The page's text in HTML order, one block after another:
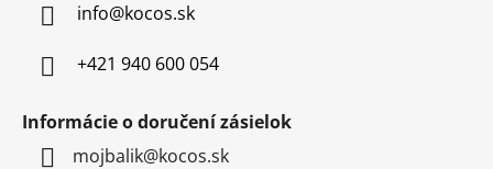
info@kocos.sk
+421 940 600 054
Informácie o doručení zásielok
mojbalik@kocos.sk